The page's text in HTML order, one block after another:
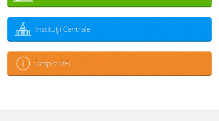
Instituţii Centrale
Despre REI